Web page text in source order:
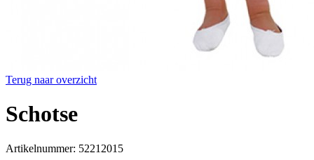
Terug naar overzicht
Schotse
Artikelnummer: 52212015